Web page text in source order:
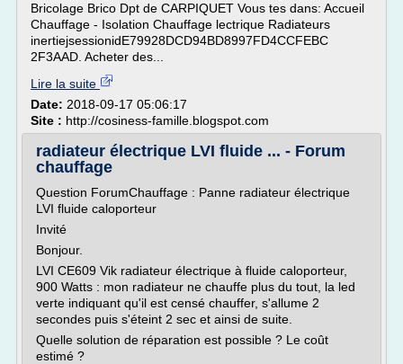
Bricolage Brico Dpt de CARPIQUET Vous tes dans: Accueil
Chauffage - Isolation Chauffage lectrique Radiateurs
inertiejsessionidE79928DCD94BD8997FD4CCFEBC
2F3AAD. Acheter des...
Lire la suite
Date: 2018-09-17 05:06:17
Site : http://cosiness-famille.blogspot.com
radiateur électrique LVI fluide ... - Forum
chauffage
Question ForumChauffage : Panne radiateur électrique
LVI fluide caloporteur
Invité
Bonjour.
LVI CE609 Vik radiateur électrique à fluide caloporteur,
900 Watts : mon radiateur ne chauffe plus du tout, la led
verte indiquant qu'il est censé chauffer, s'allume 2
secondes puis s'éteint 2 sec et ainsi de suite.
Quelle solution de réparation est possible ? Le coût
estimé ?